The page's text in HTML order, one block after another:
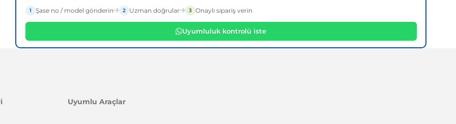
1 Şase no / model gönderin 2 Uzman doğrular 3 Onaylı sipariş verin
Uyumluluk kontrolü iste
Uyumlu Araçlar